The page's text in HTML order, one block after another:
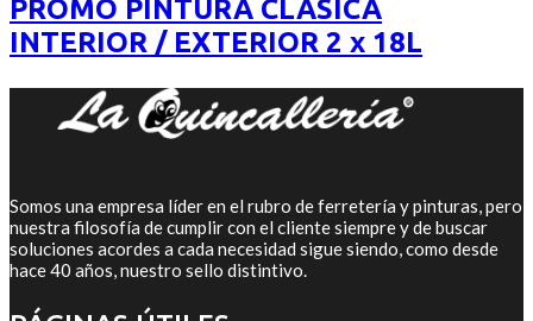
$5.500.$4.400.
PROMO PINTURA CLÁSICA
INTERIOR / EXTERIOR 2 x 18L
Somos una empresa líder en el rubro de ferretería y pinturas, pero
nuestra filosofía de cumplir con el cliente siempre y de buscar
soluciones acordes a cada necesidad sigue siendo, como desde
hace 40 años, nuestro sello distintivo.